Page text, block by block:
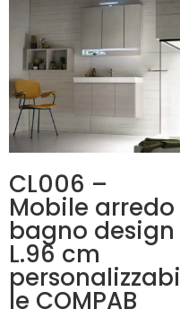
CL006 –
Mobile arredo
bagno design
L.96 cm
personalizzabi
le COMPAB